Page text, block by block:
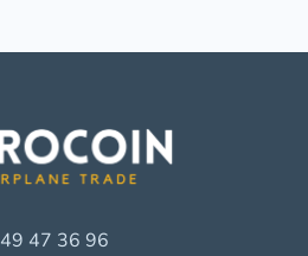
47 36 96